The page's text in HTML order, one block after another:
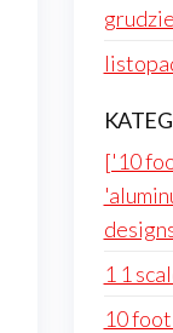
['10
1 1
10